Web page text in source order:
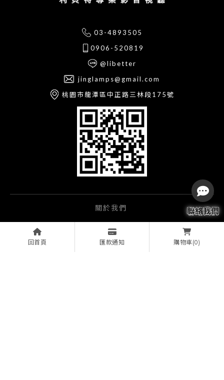
回首頁 匯款通知 購物車(0)
03-4893505
0906-520819
@libetter
jinglamps@gmail.com
桃園市龍潭區中正路三林段175號
關於我們
經銷品牌